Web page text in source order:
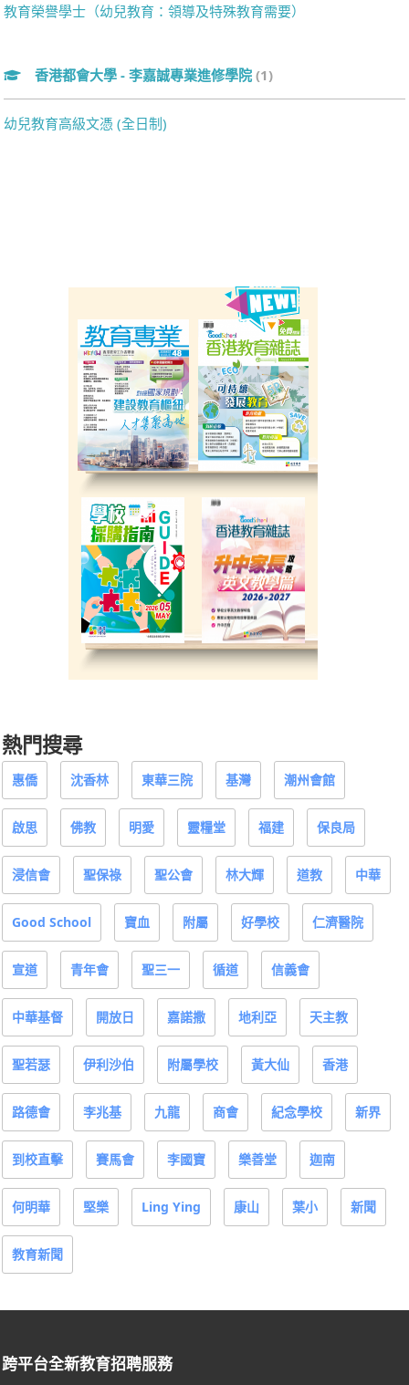
教育榮譽學士（幼兒教育：領導及特殊教育需要）
香港都會大學 - 李嘉誠專業進修學院 (1)
幼兒教育高級文憑 (全日制)
熱門搜尋
惠僑 沈香林 東華三院 基灣 潮州會館
啟思 佛教 明愛 靈糧堂 福建 保良局
浸信會 聖保祿 聖公會 林大輝 道教 中華
Good School 寶血 附屬 好學校 仁濟醫院
宣道 青年會 聖三一 循道 信義會
中華基督 開放日 嘉諾撒 地利亞 天主教
聖若瑟 伊利沙伯 附屬學校 黃大仙 香港
路德會 李兆基 九龍 商會 紀念學校 新界
到校直擊 賽馬會 李國寶 樂善堂 迦南
何明華 堅樂 Ling Ying 康山 葉小 新聞
教育新聞
跨平台全新教育招聘服務